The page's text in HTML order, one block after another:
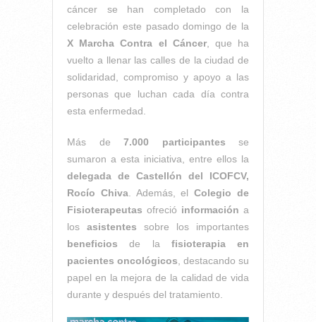
cáncer se han completado con la
celebración este pasado domingo de la
X Marcha Contra el Cáncer, que ha
vuelto a llenar las calles de la ciudad de
solidaridad, compromiso y apoyo a las
personas que luchan cada día contra
esta enfermedad.
Más de 7.000 participantes se
sumaron a esta iniciativa, entre ellos la
delegada de Castellón del ICOFCV,
Rocío Chiva. Además, elColegio de
Fisioterapeutas ofreció información a
los asistentes sobre los importantes
beneficios de la fisioterapia en
pacientes oncológicos, destacando su
papel en la mejora de la calidad de vida
durante y después del tratamiento.